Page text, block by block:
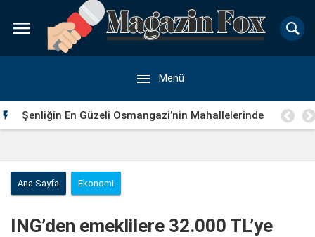

 Menü
 Şenliğin En Güzeli Osmangazi’nin Mahallelerinde
Ana Sayfa Ekonomi
ING’den emeklilere 32.000 TL’ye